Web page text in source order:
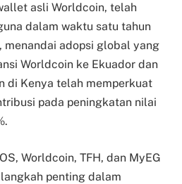
asli Worldcoin, telah
dalam waktu satu tahun
menandai adopsi global yang
Worldcoin ke Ekuador dan
di Kenya telah memperkuat
pada peningkatan nilai
Worldcoin, TFH, dan MyEG
penting dalam